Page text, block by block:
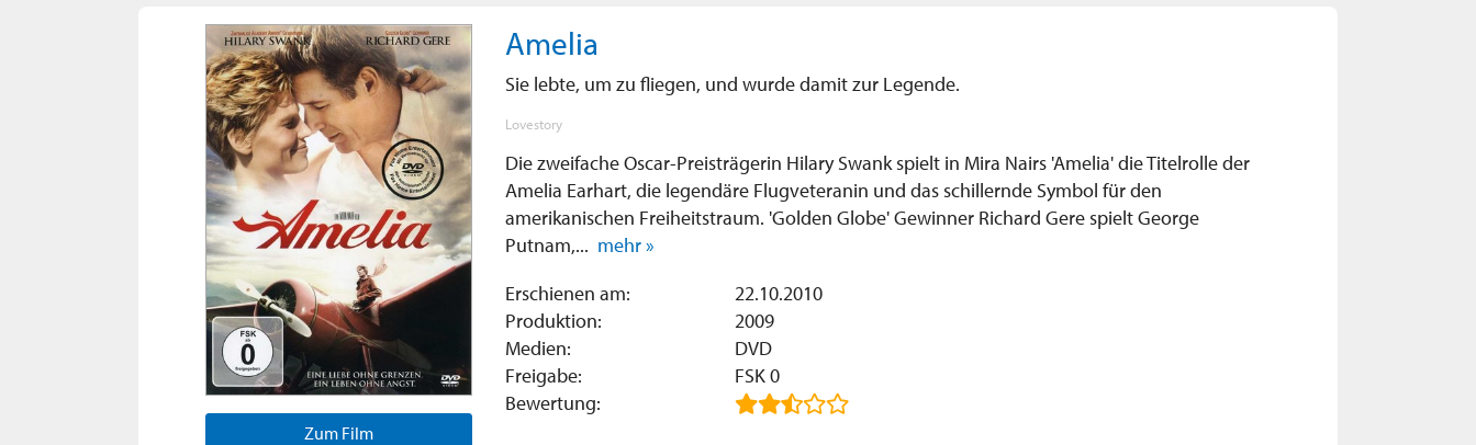
Zum Film
Amelia
Sie lebte, um zu fliegen, und wurde damit zur Legende.
Lovestory
Die zweifache Oscar-Preisträgerin Hilary Swank spielt in Mira Nairs 'Amelia' die Titelrolle der
Amelia Earhart, die legendäre Flugveteranin und das schillernde Symbol für den
amerikanischen Freiheitstraum. 'Golden Globe' Gewinner Richard Gere spielt George
Putnam,... mehr »
Erschienen am:
22.10.2010
Produktion:
2009
Medien:
DVD
Freigabe:
FSK 0
Bewertung: